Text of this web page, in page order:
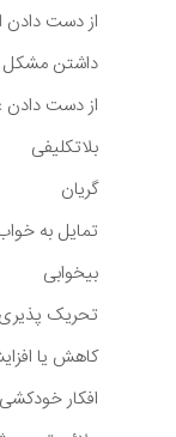
از دست دادن
داشتن مشکل
از دست دادن
بلاتکلیفی
گریان
تمایل به
بیخوابی
تحریک پذیری
کاهش یا
افکار